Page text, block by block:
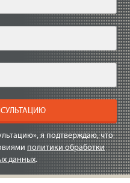
я подтверждаю, что
политики обработки
данных.